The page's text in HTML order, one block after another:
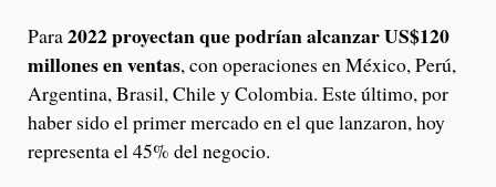
Para2022 proyectan que podrían alcanzar US$120
millones en ventas, con operaciones en México, Perú,
Argentina, Brasil, Chile y Colombia. Este último, por
haber sido el primer mercado en el que lanzaron, hoy
representa el 45% del negocio.